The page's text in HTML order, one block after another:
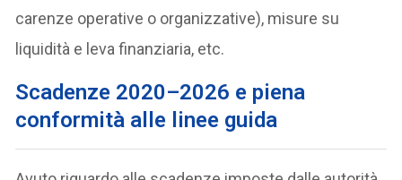
carenze operative o organizzative), misure su
liquidità e leva finanziaria, etc.
Scadenze 2020–2026 e piena
conformità alle linee guida